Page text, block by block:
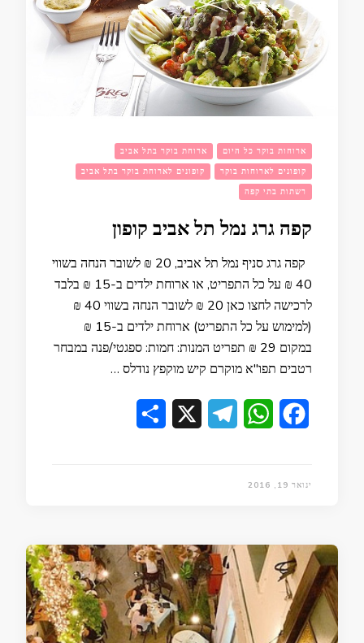
ארוחות בוקר כל היום
ארוחת בוקר בתל אביב
קופונים לארוחות בוקר
קופונים לארוחת בוקר בתל אביב
רשתות בתי קפה
קפה גרג נמל תל אביב קופון
קפה גרג סניף נמל תל אביב, 20 ₪ לשובר הנחה בשווי
40 ₪ על כל התפריט, או ארוחת ילדים ב-15 ₪ בלבד
לרכישה לחצו כאן 20 ₪ לשובר הנחה בשווי 40 ₪
(למימוש על כל התפריט) ארוחת ילדים ב-15 ₪
במקום 29 ₪ תפריט המנות: חמות: ספגטי/פנה במבחר
רטבים תפו"א מוקרם קיש מוקפץ נודלס …
Facebook
WhatsApp
Telegram
ינואר 19, 2016